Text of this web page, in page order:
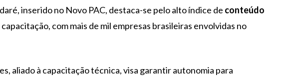
inserido no Novo PAC, destaca-se pelo alto índice de conteúdo
com mais de mil empresas brasileiras envolvidas no
aliado à capacitação técnica, visa garantir autonomia para